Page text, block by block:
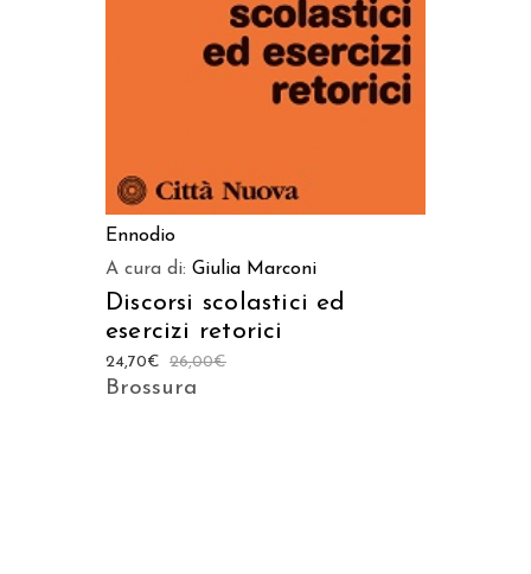
Ennodio
A cura di: Giulia Marconi
Discorsi scolastici ed
esercizi retorici
26,00€
24,70€
Brossura